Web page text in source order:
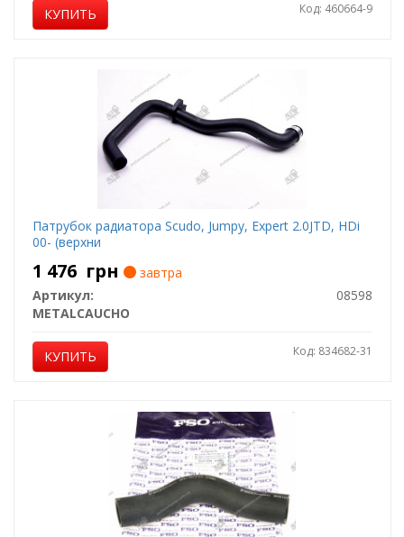
КУПИТЬ Код: 460664-9
Патрубок радиатора Scudo, Jumpy, Expert 2.0JTD, HDi
00- (верхни
1 476 грн
завтра
Артикул:
08598
METALCAUCHO
КУПИТЬ Код: 834682-31